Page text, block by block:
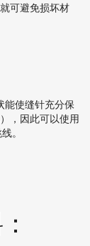
可避免损坏材
能使缝针充分保
，因此可以使用
。